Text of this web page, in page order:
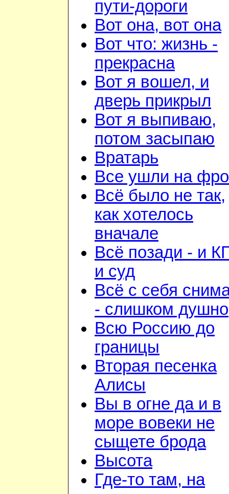
пути-дороги
Вот она, вот она
Вот что: жизнь -
прекрасна
Вот я вошел, и
дверь прикрыл
Вот я выпиваю,
потом засыпаю
Вратарь
Все ушли на
Всё было не так,
как хотелось
вначале
Всё позади - и
и суд
Всё с себя
- слишком душно
Всю Россию до
границы
Вторая песенка
Алисы
Вы в огне да и в
море вовеки не
сыщете брода
Высота
Где-то там, на